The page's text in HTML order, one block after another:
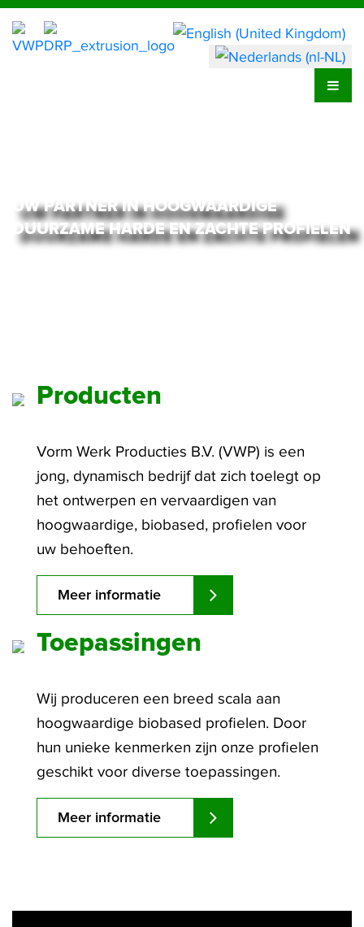
UW PARTNER IN HOOGWAARDIGE
DUURZAME HARDE EN ZACHTE PROFIELEN
Producten
Vorm Werk Producties B.V. (VWP) is een
jong, dynamisch bedrijf dat zich toelegt op
het ontwerpen en vervaardigen van
hoogwaardige, biobased, profielen voor
uw behoeften.
Meer informatie
Toepassingen
Wij produceren een breed scala aan
hoogwaardige biobased profielen. Door
hun unieke kenmerken zijn onze profielen
geschikt voor diverse toepassingen.
Meer informatie